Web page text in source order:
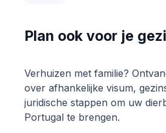
Plan ook voor je
Verhuizen met familie?
over afhankelijke visum,
juridische stappen om uw
Portugal te brengen.